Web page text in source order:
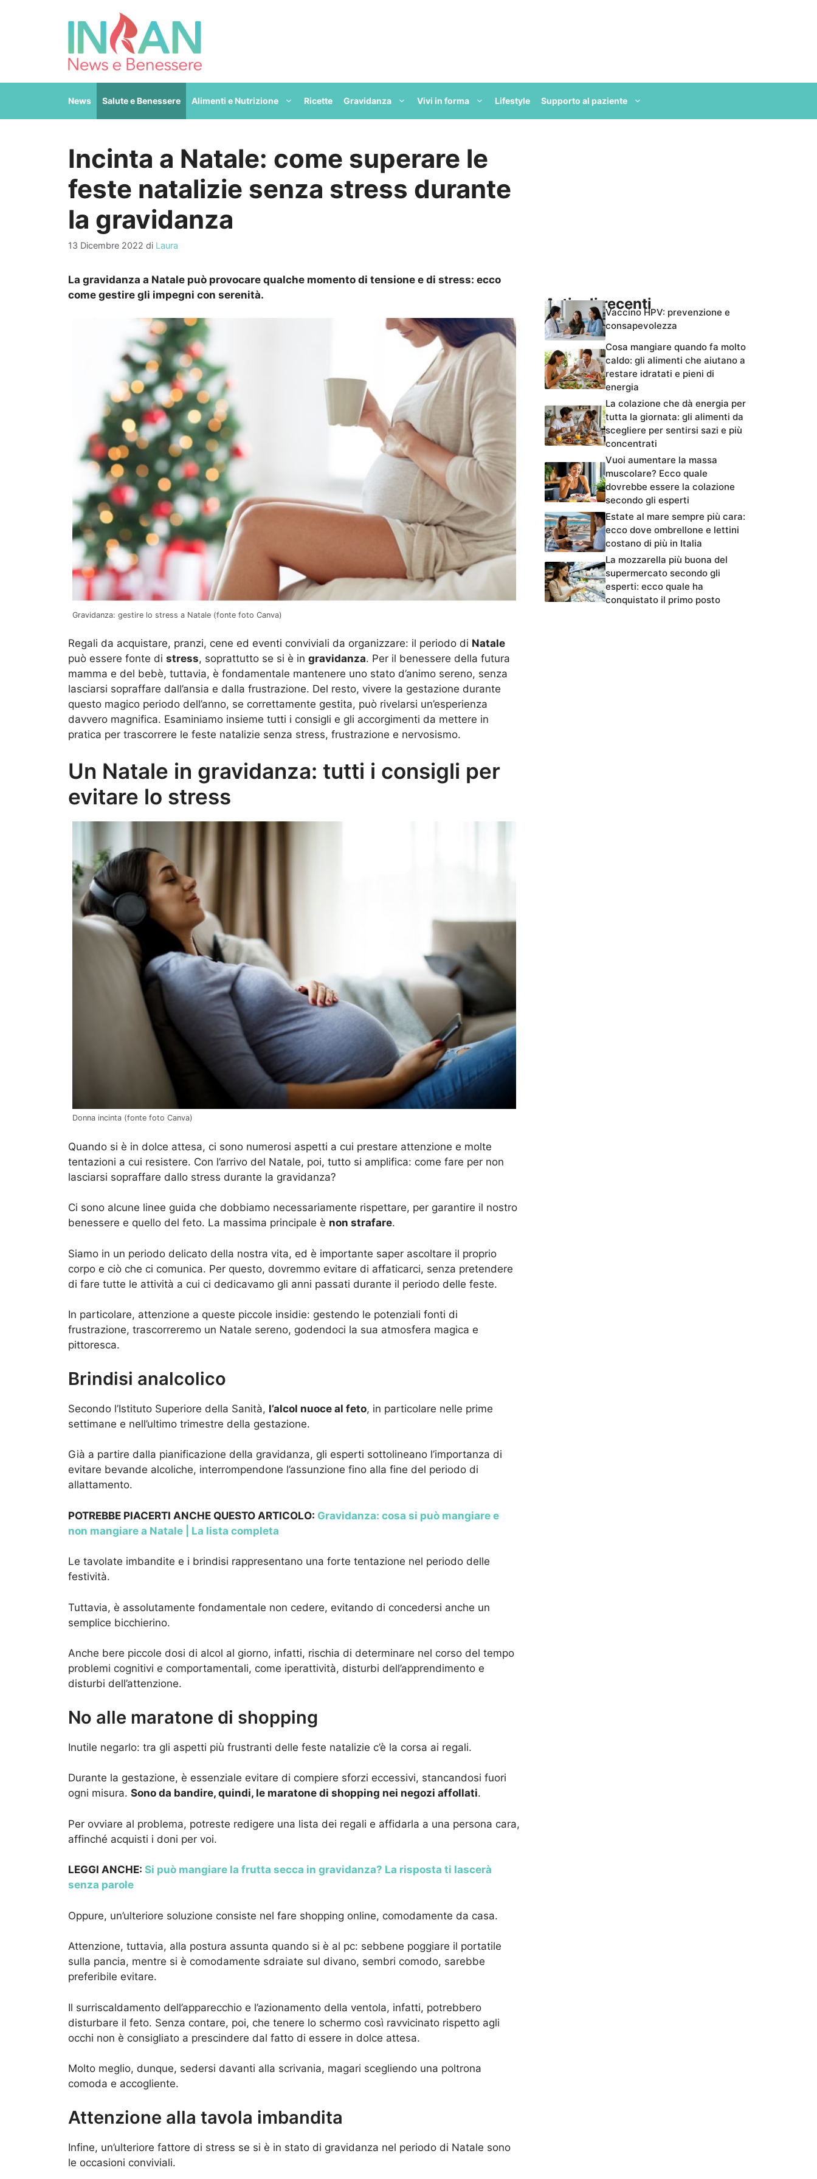
News Salute e Benessere Alimenti e Nutrizione Ricette Gravidanza Vivi in forma Lifestyle Supporto al paziente
Incinta a Natale: come superare le
feste natalizie senza stress durante
la gravidanza
13 Dicembre 2022 di Laura
La gravidanza a Natale può provocare qualche momento di tensione e di stress: ecco
come gestire gli impegni con serenità.
Gravidanza: gestire lo stress a Natale (fonte foto Canva)
Regali da acquistare, pranzi, cene ed eventi conviviali da organizzare: il periodo di Natale
può essere fonte di stress, soprattutto se si è in gravidanza. Per il benessere della futura
mamma e del bebè, tuttavia, è fondamentale mantenere uno stato d’animo sereno, senza
lasciarsi sopraffare dall’ansia e dalla frustrazione. Del resto, vivere la gestazione durante
questo magico periodo dell’anno, se correttamente gestita, può rivelarsi un’esperienza
davvero magnifica. Esaminiamo insieme tutti i consigli e gli accorgimenti da mettere in
pratica per trascorrere le feste natalizie senza stress, frustrazione e nervosismo.
Un Natale in gravidanza: tutti i consigli per
evitare lo stress
Donna incinta (fonte foto Canva)
Quando si è in dolce attesa, ci sono numerosi aspetti a cui prestare attenzione e molte
tentazioni a cui resistere. Con l’arrivo del Natale, poi, tutto si amplifica: come fare per non
lasciarsi sopraffare dallo stress durante la gravidanza?
Ci sono alcune linee guida che dobbiamo necessariamente rispettare, per garantire il nostro
benessere e quello del feto. La massima principale è non strafare.
Siamo in un periodo delicato della nostra vita, ed è importante saper ascoltare il proprio
corpo e ciò che ci comunica. Per questo, dovremmo evitare di affaticarci, senza pretendere
di fare tutte le attività a cui ci dedicavamo gli anni passati durante il periodo delle feste.
In particolare, attenzione a queste piccole insidie: gestendo le potenziali fonti di
frustrazione, trascorreremo un Natale sereno, godendoci la sua atmosfera magica e
pittoresca.
Brindisi analcolico
Secondo l’Istituto Superiore della Sanità, l’alcol nuoce al feto, in particolare nelle prime
settimane e nell’ultimo trimestre della gestazione.
Già a partire dalla pianificazione della gravidanza, gli esperti sottolineano l’importanza di
evitare bevande alcoliche, interrompendone l’assunzione fino alla fine del periodo di
allattamento.
POTREBBE PIACERTI ANCHE QUESTO ARTICOLO: Gravidanza: cosa si può mangiare e
non mangiare a Natale | La lista completa
Le tavolate imbandite e i brindisi rappresentano una forte tentazione nel periodo delle
festività.
Tuttavia, è assolutamente fondamentale non cedere, evitando di concedersi anche un
semplice bicchierino.
Anche bere piccole dosi di alcol al giorno, infatti, rischia di determinare nel corso del tempo
problemi cognitivi e comportamentali, come iperattività, disturbi dell’apprendimento e
disturbi dell’attenzione.
No alle maratone di shopping
Inutile negarlo: tra gli aspetti più frustranti delle feste natalizie c’è la corsa ai regali.
Durante la gestazione, è essenziale evitare di compiere sforzi eccessivi, stancandosi fuori
ogni misura. Sono da bandire, quindi, le maratone di shopping nei negozi affollati.
Per ovviare al problema, potreste redigere una lista dei regali e affidarla a una persona cara,
affinché acquisti i doni per voi.
LEGGI ANCHE: Si può mangiare la frutta secca in gravidanza? La risposta ti lascerà
senza parole
Oppure, un’ulteriore soluzione consiste nel fare shopping online, comodamente da casa.
Attenzione, tuttavia, alla postura assunta quando si è al pc: sebbene poggiare il portatile
sulla pancia, mentre si è comodamente sdraiate sul divano, sembri comodo, sarebbe
preferibile evitare.
Il surriscaldamento dell’apparecchio e l’azionamento della ventola, infatti, potrebbero
disturbare il feto. Senza contare, poi, che tenere lo schermo così ravvicinato rispetto agli
occhi non è consigliato a prescindere dal fatto di essere in dolce attesa.
Molto meglio, dunque, sedersi davanti alla scrivania, magari scegliendo una poltrona
comoda e accogliente.
Attenzione alla tavola imbandita
Infine, un’ulteriore fattore di stress se si è in stato di gravidanza nel periodo di Natale sono
le occasioni conviviali.
Articoli recentiVaccino HPV: prevenzione e
consapevolezza
Cosa mangiare quando fa molto
caldo: gli alimenti che aiutano a
restare idratati e pieni di
energia
La colazione che dà energia per
tutta la giornata: gli alimenti da
scegliere per sentirsi sazi e più
concentrati
Vuoi aumentare la massa
muscolare? Ecco quale
dovrebbe essere la colazione
secondo gli esperti
Estate al mare sempre più cara:
ecco dove ombrellone e lettini
costano di più in Italia
La mozzarella più buona del
supermercato secondo gli
esperti: ecco quale ha
conquistato il primo posto